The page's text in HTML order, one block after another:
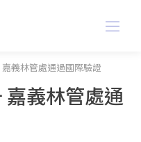
義林管處通過國際驗證
義林管處通